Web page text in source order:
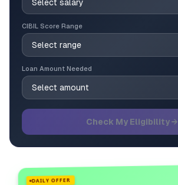
CIBIL Score Range
Loan Amount Needed
Check My Eligibility →
DAILY OFFER